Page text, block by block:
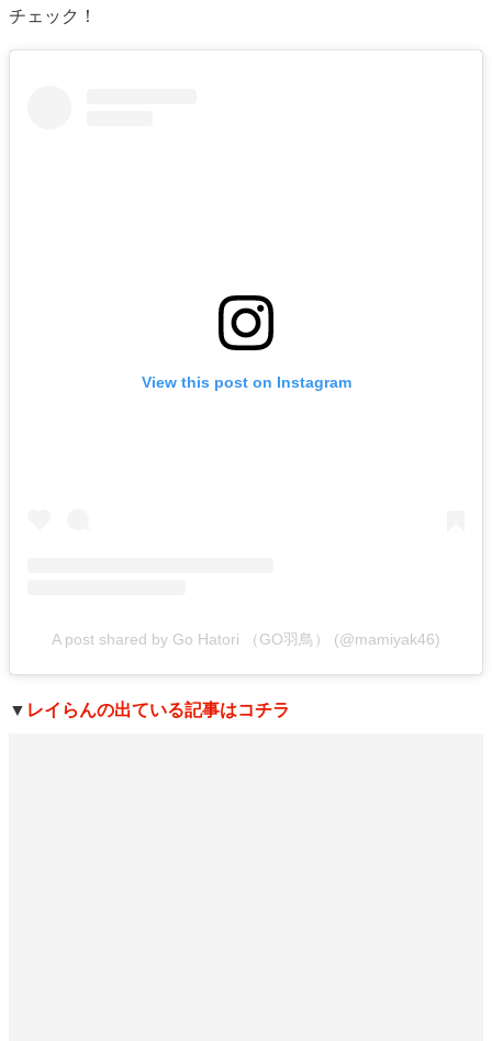
チェック！
View this post on Instagram
A post shared by Go Hatori （GO羽鳥） (@mamiyak46)
▼ レイらんの出ている記事はコチラ